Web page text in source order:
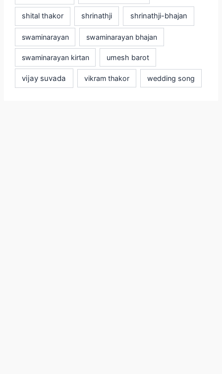
shital thakor shrinathji shrinathji-bhajan
swaminarayan swaminarayan bhajan
swaminarayan kirtan umesh barot
vijay suvada vikram thakor wedding song